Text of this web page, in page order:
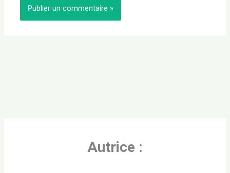
Autrice :